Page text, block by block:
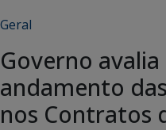
Geral
Governo
andamento
nos Contratos